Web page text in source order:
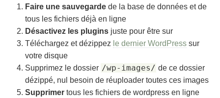
Faire une sauvegarde de la base de données et de
tous les fichiers déjà en ligne
Désactivez les plugins juste pour être sur
Téléchargez et dézippez le dernier WordPress sur
votre disque
Supprimez le dossier /wp-images/ de ce dossier
dézippé, nul besoin de réuploader toutes ces images
Supprimer tous les fichiers de wordpress en ligne